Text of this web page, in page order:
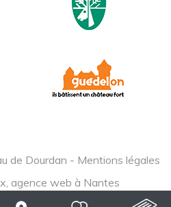
de Dourdan - Mentions légales
agence web à Nantes